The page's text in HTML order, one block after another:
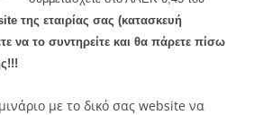
της εταιρίας σας (κατασκευή
να το συντηρείτε και θα πάρετε πίσω
με το δικό σας website να